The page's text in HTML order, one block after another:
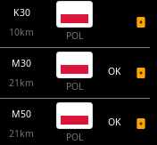
K30
10km
POL
M30
21km
POL
OK
M50
21km
POL
OK